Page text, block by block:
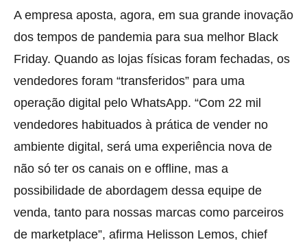
A empresa aposta, agora, em sua grande inovação
dos tempos de pandemia para sua melhor Black
Friday. Quando as lojas físicas foram fechadas, os
vendedores foram “transferidos” para uma
operação digital pelo WhatsApp. “Com 22 mil
vendedores habituados à prática de vender no
ambiente digital, será uma experiência nova de
não só ter os canais on e offline, mas a
possibilidade de abordagem dessa equipe de
venda, tanto para nossas marcas como parceiros
de marketplace”, afirma Helisson Lemos, chief